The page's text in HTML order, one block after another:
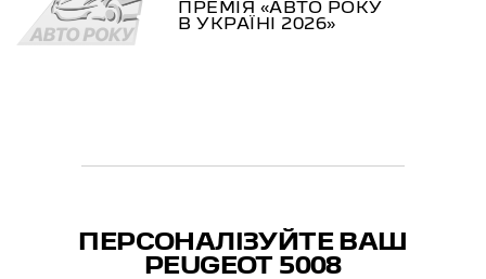
ПРЕМІЯ «АВТО РОКУ
В УКРАЇНІ 2026»
ПЕРСОНАЛІЗУЙТЕ ВАШ
PEUGEOT 5008